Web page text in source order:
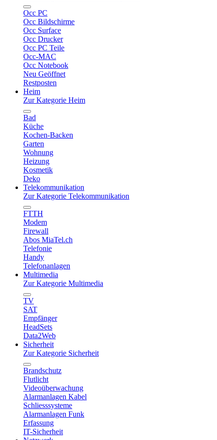
Occ PC
Occ Bildschirme
Occ Surface
Occ Drucker
Occ PC Teile
Occ-MAC
Occ Notebook
Neu Geöffnet
Restposten
Heim
Zur Kategorie Heim
Bad
Küche
Kochen-Backen
Garten
Wohnung
Heizung
Kosmetik
Deko
Telekommunikation
Zur Kategorie Telekommunikation
FTTH
Modem
Firewall
Abos MiaTel.ch
Telefonie
Handy
Telefonanlagen
Multimedia
Zur Kategorie Multimedia
TV
SAT
Empfänger
HeadSets
Data2Web
Sicherheit
Zur Kategorie Sicherheit
Brandschutz
Flutlicht
Videoüberwachung
Alarmanlagen Kabel
Schliesssysteme
Alarmanlagen Funk
Erfassung
IT-Sicherheit